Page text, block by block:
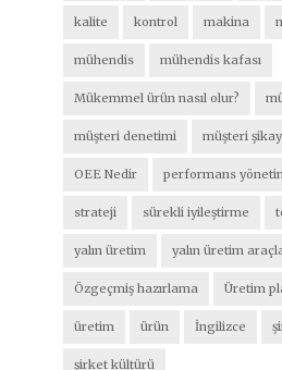
kalite kontrol makina
mühendis mühendis kafası
Mükemmel ürün nasıl olur?
müşteri denetimi müşteri
OEE Nedir performans
strateji sürekli iyileştirme
yalın üretim yalın üretim
Özgeçmiş hazırlama Üretim
üretim ürün İngilizce
şirket kültürü